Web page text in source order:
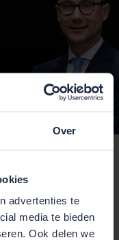
Over
advertenties te
media te bieden
Ook delen we